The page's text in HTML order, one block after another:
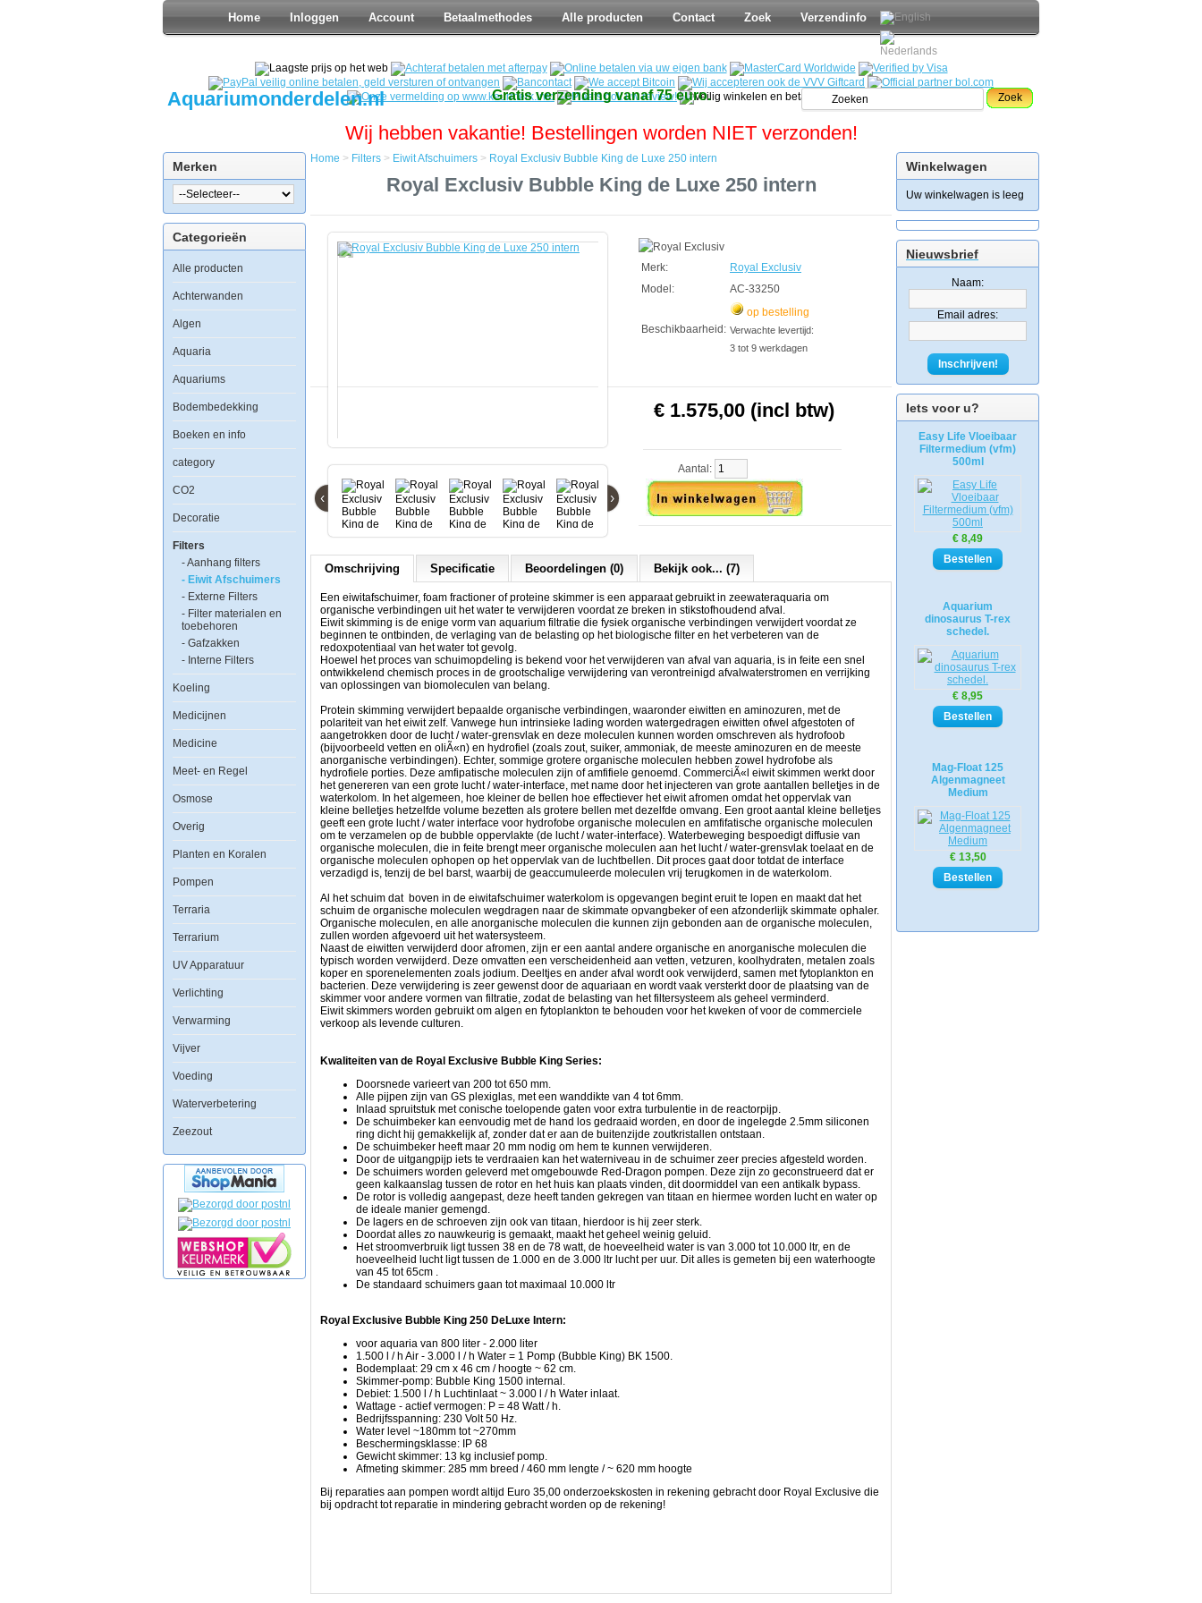
Home Inloggen Account Betaalmethodes Alle producten Contact Zoek Verzendinfo
Aquariumonderdelen.nl Gratis verzending vanaf 75 euro. Zoek
Wij hebben vakantie! Bestellingen worden NIET verzonden!
Merken
Categorieën
Alle producten
Achterwanden
Algen
Aquaria
Aquariums
Bodembedekking
Boeken en info
category
CO2
Decoratie
Filters
- Aanhang filters
- Eiwit Afschuimers
- Externe Filters
- Filter materialen en
toebehoren
- Gafzakken
- Interne Filters
Koeling
Medicijnen
Medicine
Meet- en Regel
Osmose
Overig
Planten en Koralen
Pompen
Terraria
Terrarium
UV Apparatuur
Verlichting
Verwarming
Vijver
Voeding
Waterverbetering
Zeezout
Winkelwagen
Uw winkelwagen is leeg
Nieuwsbrief
Naam:
Email adres:
Inschrijven!
Iets voor u?
Easy Life Vloeibaar
Filtermedium (vfm)
500ml
€ 8,49
Aquarium
dinosaurus T-rex
schedel.
€ 8,95
Mag-Float 125
Algenmagneet
Medium
€ 13,50
Afschuimers
Royal
Exclusiv
Exclusiv
Bubble
King
de
250
Een
eiwitafschuimer,
foam
proteine
skimmer
een
apparaat
gebruikt
zeewateraquaria
om
organische
verbindingen
uit
het
verwijderen
voordat
ze
breken
stikstofhoudend
afval.
Eiwit
skimming
vorm
aquarium
organische
verbindingen
verwijdert
voordat
beginnen
ontbinden,
verlaging
belasting
biologische
verbeteren
redoxpotentiaal
gevolg.
Hoewel
het
proces
Home > Filters > Eiwit Afschuimers > Royal Exclusiv Bubble King de Luxe 250 intern
Royal Exclusiv Bubble King de Luxe 250 intern
‹ ›
Merk:
Royal Exclusiv
Model:
AC-33250
Beschikbaarheid:
op bestelling
Verwachte levertijd:
3 tot 9 werkdagen
€ 1.575,00 (incl btw)
Aantal:
Omschrijving Specificatie Beoordelingen (0) Bekijk ook... (7)
Een eiwitafschuimer, foam fractioner of proteine skimmer is een apparaat gebruikt in zeewateraquaria om
organische verbindingen uit het water te verwijderen voordat ze breken in stikstofhoudend afval.
Eiwit skimming is de enige vorm van aquarium filtratie die fysiek organische verbindingen verwijdert voordat ze
beginnen te ontbinden, de verlaging van de belasting op het biologische filter en het verbeteren van de
redoxpotentiaal van het water tot gevolg.
Hoewel het proces van schuimopdeling is bekend voor het verwijderen van afval van aquaria, is in feite een snel
ontwikkelend chemisch proces in de grootschalige verwijdering van verontreinigd afvalwaterstromen en verrijking
van oplossingen van biomoleculen van belang.
Protein skimming verwijdert bepaalde organische verbindingen, waaronder eiwitten en aminozuren, met de
polariteit van het eiwit zelf. Vanwege hun intrinsieke lading worden watergedragen eiwitten ofwel afgestoten of
aangetrokken door de lucht / water-grensvlak en deze moleculen kunnen worden omschreven als hydrofoob
(bijvoorbeeld vetten en oliÃ«n) en hydrofiel (zoals zout, suiker, ammoniak, de meeste aminozuren en de meeste
anorganische verbindingen). Echter, sommige grotere organische moleculen hebben zowel hydrofobe als
hydrofiele porties. Deze amfipatische moleculen zijn of amfifiele genoemd. CommerciÃ«l eiwit skimmen werkt door
het genereren van een grote lucht / water-interface, met name door het injecteren van grote aantallen belletjes in de
waterkolom. In het algemeen, hoe kleiner de bellen hoe effectiever het eiwit afromen omdat het oppervlak van
kleine belletjes hetzelfde volume bezetten als grotere bellen met dezelfde omvang. Een groot aantal kleine belletjes
geeft een grote lucht / water interface voor hydrofobe organische moleculen en amfifatische organische moleculen
om te verzamelen op de bubble oppervlakte (de lucht / water-interface). Waterbeweging bespoedigt diffusie van
organische moleculen, die in feite brengt meer organische moleculen aan het lucht / water-grensvlak toelaat en de
organische moleculen ophopen op het oppervlak van de luchtbellen. Dit proces gaat door totdat de interface
verzadigd is, tenzij de bel barst, waarbij de geaccumuleerde moleculen vrij terugkomen in de waterkolom.
Al het schuim dat boven in de eiwitafschuimer waterkolom is opgevangen begint eruit te lopen en maakt dat het
schuim de organische moleculen wegdragen naar de skimmate opvangbeker of een afzonderlijk skimmate ophaler.
Organische moleculen, en alle anorganische moleculen die kunnen zijn gebonden aan de organische moleculen,
zullen worden afgevoerd uit het watersysteem.
Naast de eiwitten verwijderd door afromen, zijn er een aantal andere organische en anorganische moleculen die
typisch worden verwijderd. Deze omvatten een verscheidenheid aan vetten, vetzuren, koolhydraten, metalen zoals
koper en sporenelementen zoals jodium. Deeltjes en ander afval wordt ook verwijderd, samen met fytoplankton en
bacterien. Deze verwijdering is zeer gewenst door de aquariaan en wordt vaak versterkt door de plaatsing van de
skimmer voor andere vormen van filtratie, zodat de belasting van het filtersysteem als geheel verminderd.
Eiwit skimmers worden gebruikt om algen en fytoplankton te behouden voor het kweken of voor de commerciele
verkoop als levende culturen.
Kwaliteiten van de Royal Exclusive Bubble King Series:
Doorsnede varieert van 200 tot 650 mm.
Alle pijpen zijn van GS plexiglas, met een wanddikte van 4 tot 6mm.
Inlaad spruitstuk met conische toelopende gaten voor extra turbulentie in de reactorpijp.
De schuimbeker kan eenvoudig met de hand los gedraaid worden, en door de ingelegde 2.5mm siliconen
ring dicht hij gemakkelijk af, zonder dat er aan de buitenzijde zoutkristallen ontstaan.
De schuimbeker heeft maar 20 mm nodig om hem te kunnen verwijderen.
Door de uitgangpijp iets te verdraaien kan het waterniveau in de schuimer zeer precies afgesteld worden.
De schuimers worden geleverd met omgebouwde Red-Dragon pompen. Deze zijn zo geconstrueerd dat er
geen kalkaanslag tussen de rotor en het huis kan plaats vinden, dit doormiddel van een antikalk bypass.
De rotor is volledig aangepast, deze heeft tanden gekregen van titaan en hiermee worden lucht en water op
de ideale manier gemengd.
De lagers en de schroeven zijn ook van titaan, hierdoor is hij zeer sterk.
Doordat alles zo nauwkeurig is gemaakt, maakt het geheel weinig geluid.
Het stroomverbruik ligt tussen 38 en de 78 watt, de hoeveelheid water is van 3.000 tot 10.000 ltr, en de
hoeveelheid lucht ligt tussen de 1.000 en de 3.000 ltr lucht per uur. Dit alles is gemeten bij een waterhoogte
van 45 tot 65cm .
De standaard schuimers gaan tot maximaal 10.000 ltr
Royal Exclusive Bubble King 250 DeLuxe Intern:
voor aquaria van 800 liter - 2.000 liter
1.500 l / h Air - 3.000 l / h Water = 1 Pomp (Bubble King) BK 1500.
Bodemplaat: 29 cm x 46 cm / hoogte ~ 62 cm.
Skimmer-pomp: Bubble King 1500 internal.
Debiet: 1.500 l / h Luchtinlaat ~ 3.000 l / h Water inlaat.
Wattage - actief vermogen: P = 48 Watt / h.
Bedrijfsspanning: 230 Volt 50 Hz.
Water level ~180mm tot ~270mm
Beschermingsklasse: IP 68
Gewicht skimmer: 13 kg inclusief pomp.
Afmeting skimmer: 285 mm breed / 460 mm lengte / ~ 620 mm hoogte
Bij reparaties aan pompen wordt altijd Euro 35,00 onderzoekskosten in rekening gebracht door Royal Exclusive die
bij opdracht tot reparatie in mindering gebracht worden op de rekening!